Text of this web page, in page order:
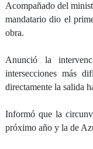
Acompañado del
mandatario dio el
obra.
Anunció la
intersecciones más
directamente la salida
Informó que la
próximo año y la de